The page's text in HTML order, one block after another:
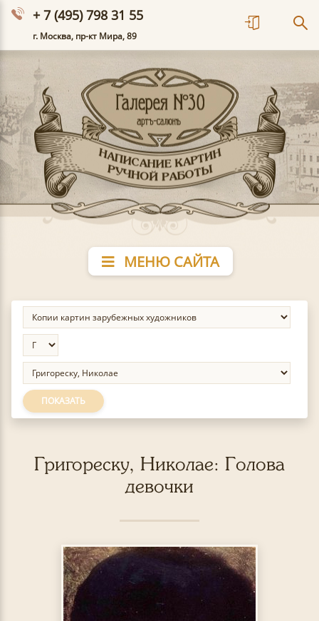
+ 7 (495) 798 31 55
г. Москва, пр-кт Мира, 89
МЕНЮ САЙТА
ПОКАЗАТЬ
Григореску, Николае: Голова
девочки